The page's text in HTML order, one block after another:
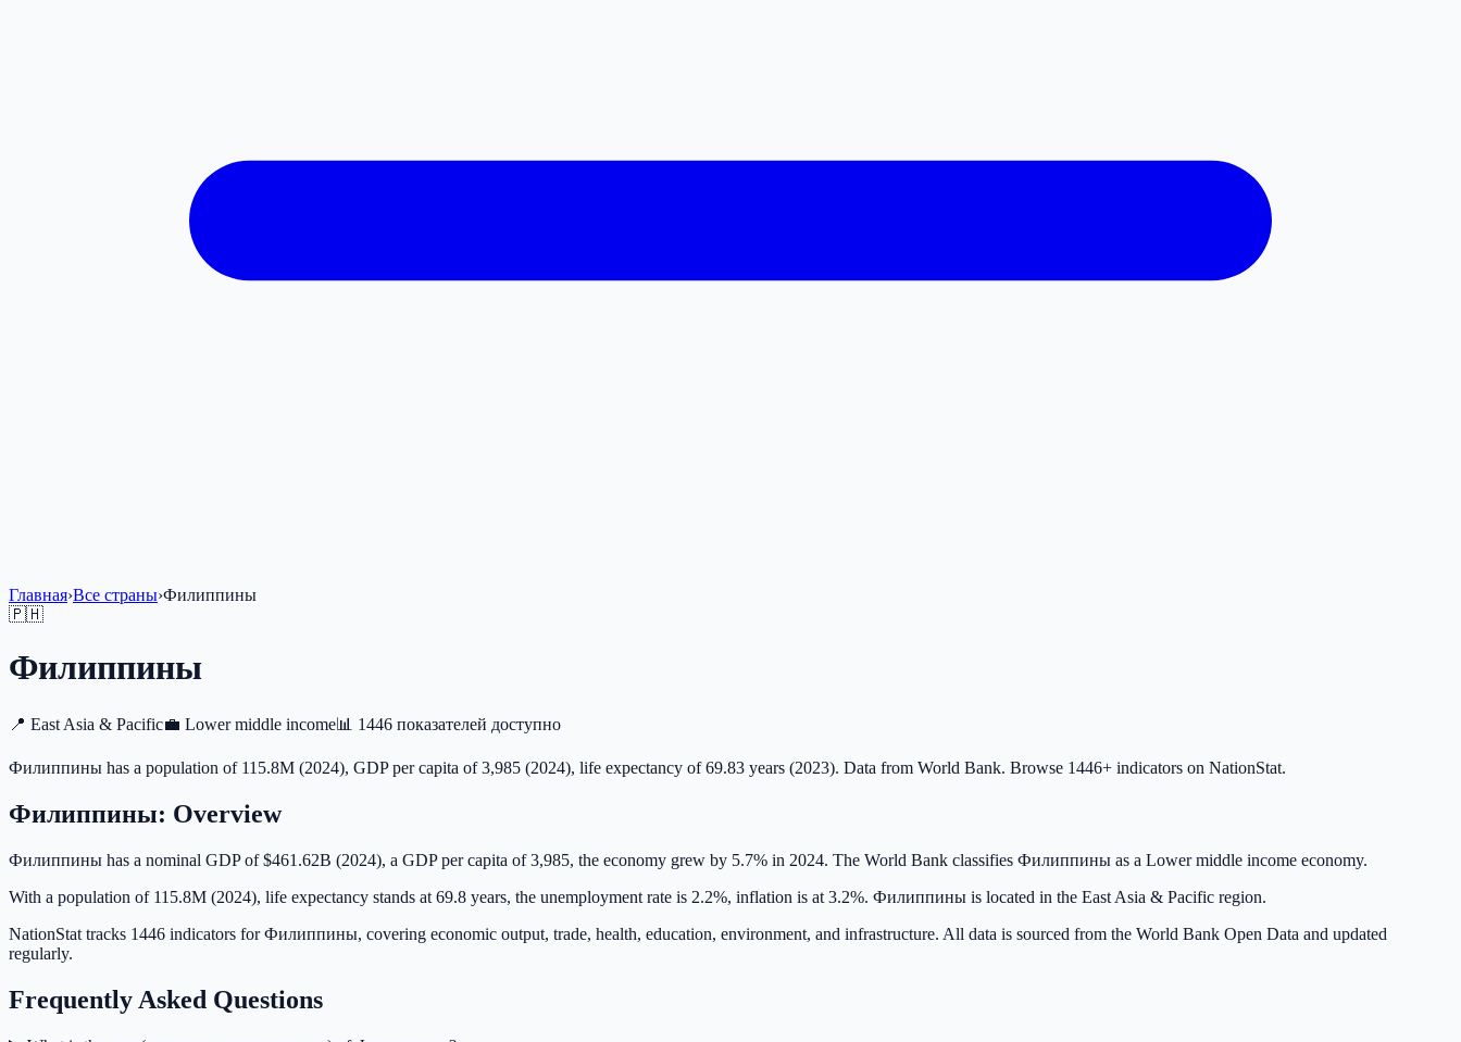
Главная›Все страны›Филиппины
🇵🇭
Филиппины
📍 East Asia & Pacific💼 Lower middle income 📊 1446 показателей доступно
Филиппины has a population of 115.8M (2024), GDP per capita of 3,985 (2024), life expectancy of 69.83 years (2023). Data from World Bank. Browse 1446+ indicators on NationStat.
Филиппины: Overview
Филиппины has a nominal GDP of $461.62B (2024), a GDP per capita of 3,985, the economy grew by 5.7% in 2024. The World Bank classifies Филиппины as a Lower middle income economy.
With a population of 115.8M (2024), life expectancy stands at 69.8 years, the unemployment rate is 2.2%, inflation is at 3.2%. Филиппины is located in the East Asia & Pacific region.
NationStat tracks 1446 indicators for Филиппины, covering economic output, trade, health, education, environment, and infrastructure. All data is sourced from the World Bank Open Data and updated
regularly.
Frequently Asked Questions